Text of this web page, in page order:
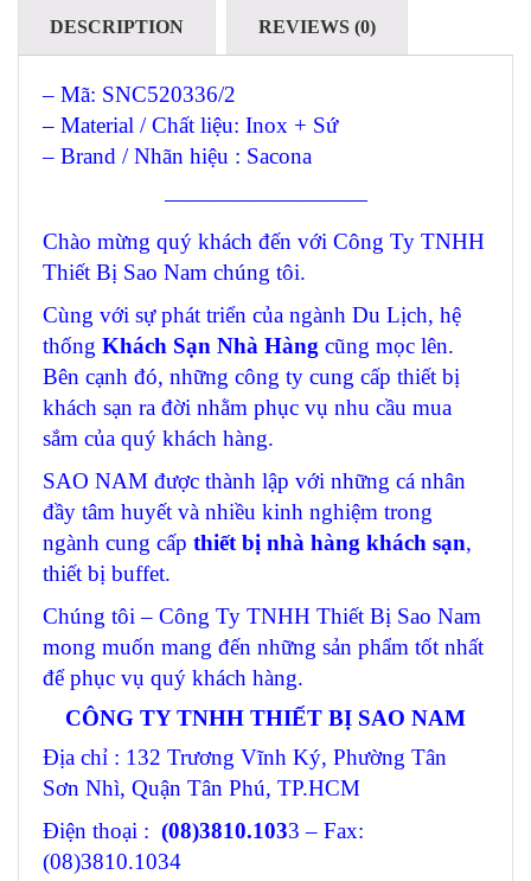
DESCRIPTION REVIEWS (0)
– Mã: SNC520336/2
– Material / Chất liệu: Inox + Sứ
– Brand / Nhãn hiệu : Sacona
—————————
Chào mừng quý khách đến với Công Ty TNHH
Thiết Bị Sao Nam chúng tôi.
Cùng với sự phát triển của ngành Du Lịch, hệ
thống Khách Sạn Nhà Hàng cũng mọc lên.
Bên cạnh đó, những công ty cung cấp thiết bị
khách sạn ra đời nhằm phục vụ nhu cầu mua
sắm của quý khách hàng.
SAO NAM được thành lập với những cá nhân
đầy tâm huyết và nhiều kinh nghiệm trong
ngành cung cấp thiết bị nhà hàng khách sạn,
thiết bị buffet.
Chúng tôi – Công Ty TNHH Thiết Bị Sao Nam
mong muốn mang đến những sản phẩm tốt nhất
để phục vụ quý khách hàng.
CÔNG TY TNHH THIẾT BỊ SAO NAM
Địa chỉ : 132 Trương Vĩnh Ký, Phường Tân
Sơn Nhì, Quận Tân Phú, TP.HCM
Điện thoại : (08)3810.1033 – Fax:
(08)3810.1034